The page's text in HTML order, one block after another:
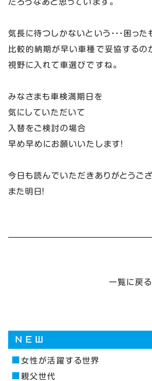
だろうなあと思っています。
気長に待つしかないという・・・困った
比較的納期が早い車種で妥協するの
視野に入れて車選びですね。
みなさまも車検満期日を
気にしていただいて
入替をご検討の場合
早め早めにお願いいたします！
今日も読んでいただきありがとうござ
また明日！
一覧に戻る
女性が活躍する世界
親父世代